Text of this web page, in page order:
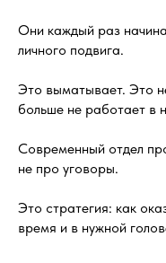
Они каждый раз
личного подвига.
Это выматывает. Это
больше не работает в
Современный отдел
не про уговоры.
Это стратегия: как
время и в нужной